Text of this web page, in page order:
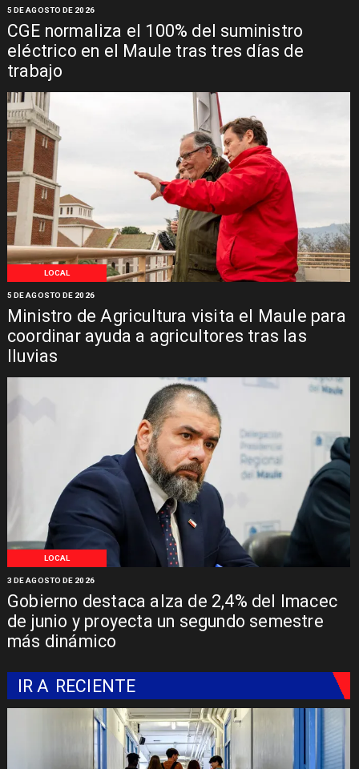
CGE normaliza el 100% del suministro
eléctrico en el Maule tras tres días de
trabajo
5 DE AGOSTO DE 2026
LOCAL
Ministro de Agricultura visita el Maule para
coordinar ayuda a agricultores tras las
lluvias
5 DE AGOSTO DE 2026
LOCAL
Gobierno destaca alza de 2,4% del Imacec
de junio y proyecta un segundo semestre
más dinámico
3 DE AGOSTO DE 2026
IR A RECIENTE